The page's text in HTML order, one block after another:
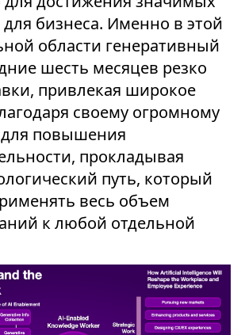
для бизнеса. Именно в этой
области генеративный
шесть месяцев резко
привлекая широкое
своему огромному
повышения
прокладывая
путь, который
весь объем
к любой отдельной